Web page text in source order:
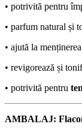
• potrivită pentru
• parfum natural și
• ajută la
• revigorează și
• potrivită pentru
AMBALAJ: